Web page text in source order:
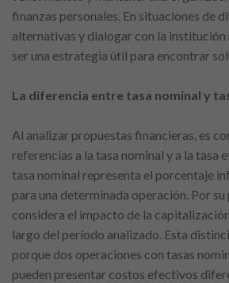
finanzas personales. En situaciones de
alternativas y dialogar con la institución
ser una estrategia útil para encontrar
La diferencia entre tasa nominal y
Al analizar propuestas financieras, es
referencias a la tasa nominal y a la tasa
tasa nominal representa el porcentaje
para una determinada operación. Por
considera el impacto de la
largo del período analizado. Esta
porque dos operaciones con tasas
pueden presentar costos efectivos